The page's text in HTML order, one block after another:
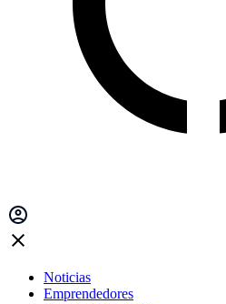
Noticias
Emprendedores